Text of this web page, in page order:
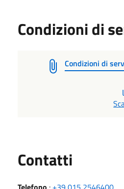
Condizioni di
Condizioni di
Contatti